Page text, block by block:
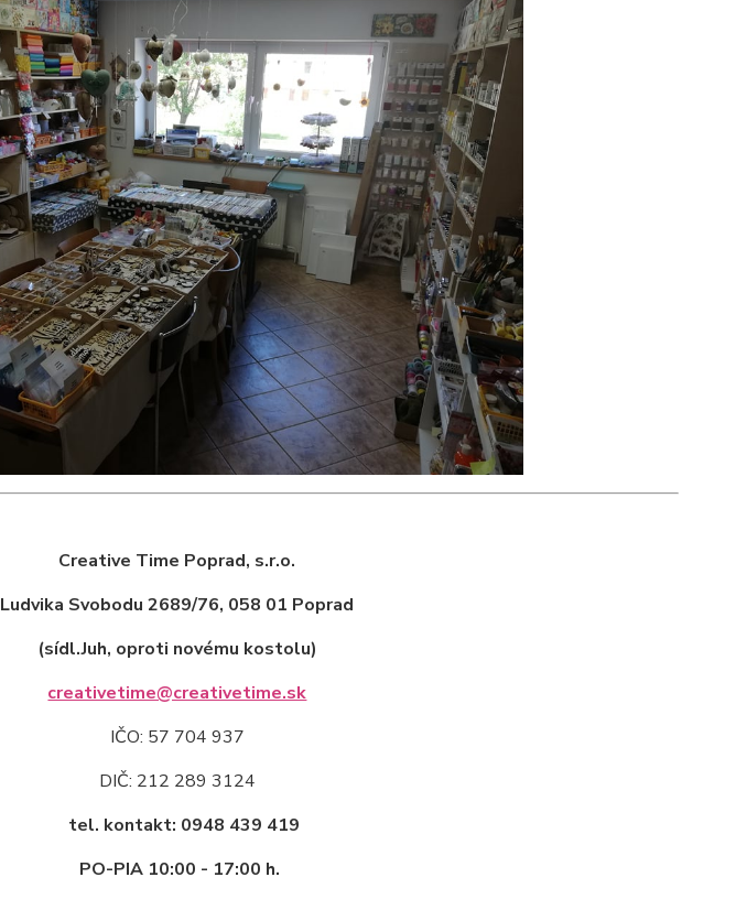
Creative Time Poprad, s.r.o.
Ludvika Svobodu 2689/76, 058 01 Poprad
(sídl.Juh, oproti novému kostolu)
creativetime@creativetime.sk
IČO: 57 704 937
DIČ: 212 289 3124
tel. kontakt: 0948 439 419
PO-PIA 10:00 - 17:00 h.